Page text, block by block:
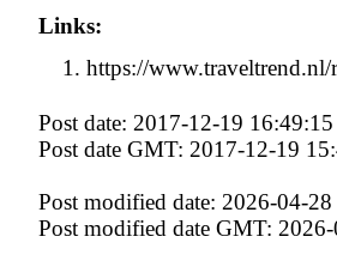
Links:
https://www.traveltrend.nl/
Post date: 2017-12-19 16:49:15
Post date GMT: 2017-12-19
Post modified date: 2026-04-
Post modified date GMT: